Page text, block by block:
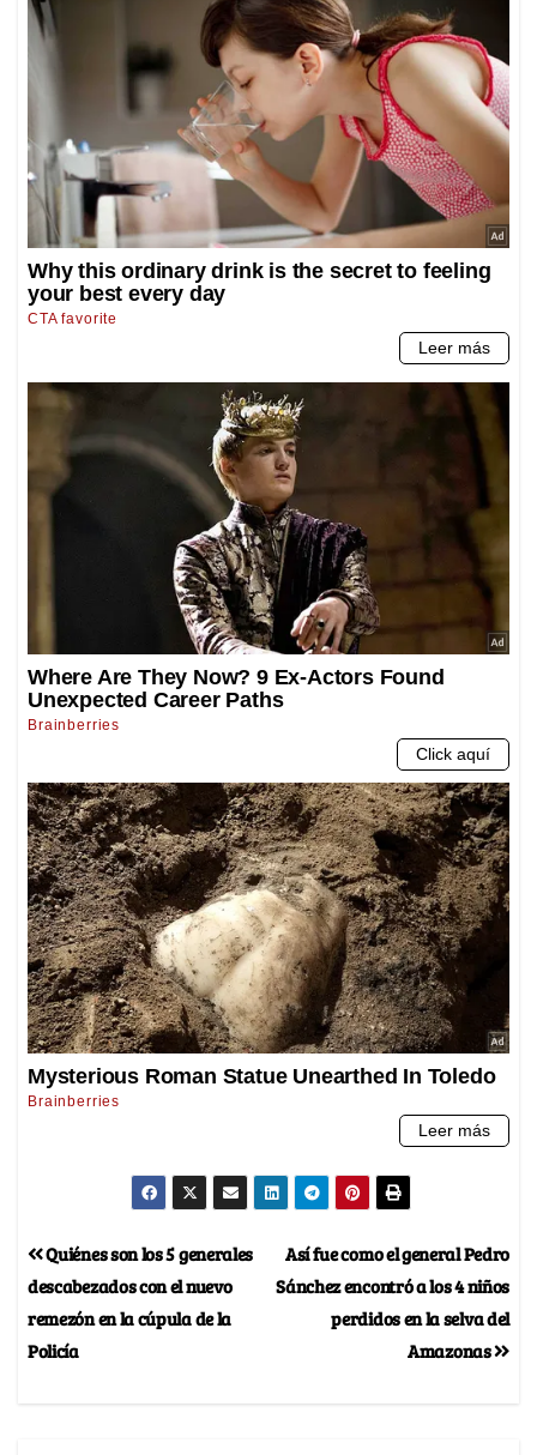
Así fue como el general Pedro
Sánchez encontró a los 4 niños
perdidos en la selva del
Amazonas
Quiénes son los 5 generales
descabezados con el nuevo
remezón en la cúpula de la
Policía